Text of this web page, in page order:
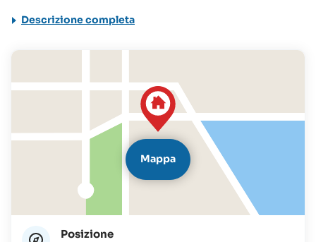
Descrizione completa
Mappa
Posizione